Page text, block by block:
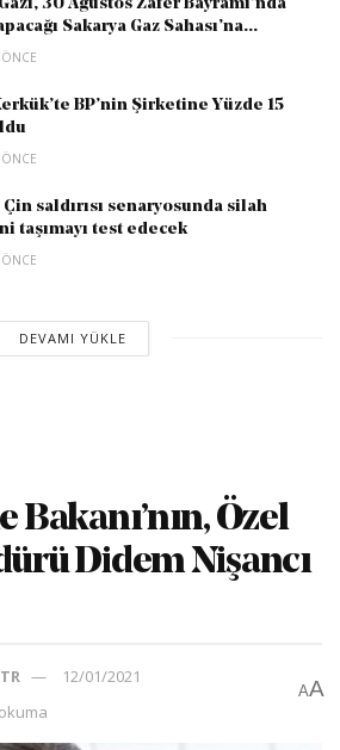
30 Ağustos Zafer Bayramı’nda
Sakarya Gaz Sahası’na...
BP’nin Şirketine Yüzde 15
Çin saldırısı senaryosunda silah
taşımayı test edecek
DEVAMI YÜKLE
Bakanı’nın, Özel
Didem Nişancı
12/01/2021
AA